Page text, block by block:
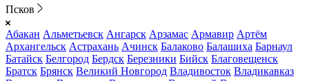
Псков
Абакан Альметьевск Ангарск Арзамас Армавир Артём
Архангельск Астрахань Ачинск Балаково Балашиха Барнаул
Батайск Белгород Бердск Березники Бийск Благовещенск
Братск Брянск Великий Новгород Владивосток Владикавказ